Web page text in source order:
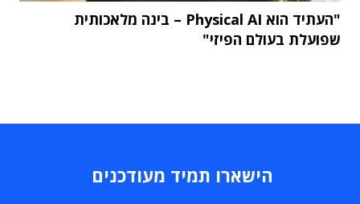
"העתיד הוא Physical AI – בינה מלאכותית
שפועלת בעולם הפיזי"
הישארו תמיד מעודכנים